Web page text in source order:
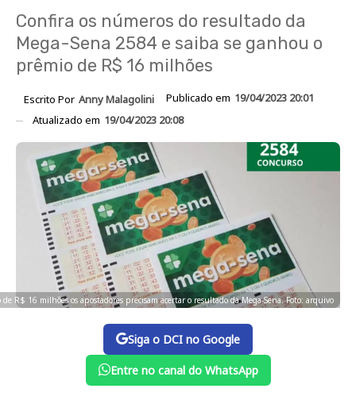
Confira os números do resultado da
Mega-Sena 2584 e saiba se ganhou o
prêmio de R$ 16 milhões
Escrito Por Anny Malagolini Publicado em 19/04/2023 20:01
Atualizado em 19/04/2023 20:08
R$ 16 milhões os apostadores precisam acertar o resultado da Mega-Sena. Foto: arquivo
Siga o DCI no Google
Entre no canal do WhatsApp